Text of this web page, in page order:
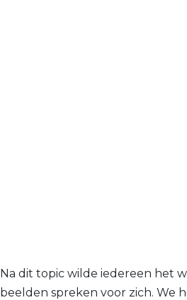
Na dit topic wilde iedereen het
beelden spreken voor zich. We